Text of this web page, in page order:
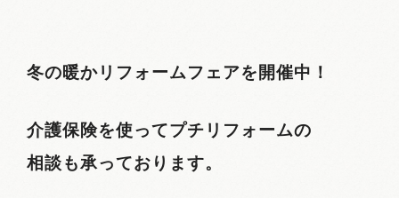
冬の暖かリフォームフェアを開催中！
介護保険を使ってプチリフォームの
相談も承っております。